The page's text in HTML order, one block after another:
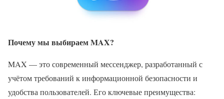
Почему мы выбираем MAX?
MAX — это современный мессенджер, разработанный с
учётом требований к информационной безопасности и
удобства пользователей. Его ключевые преимущества: